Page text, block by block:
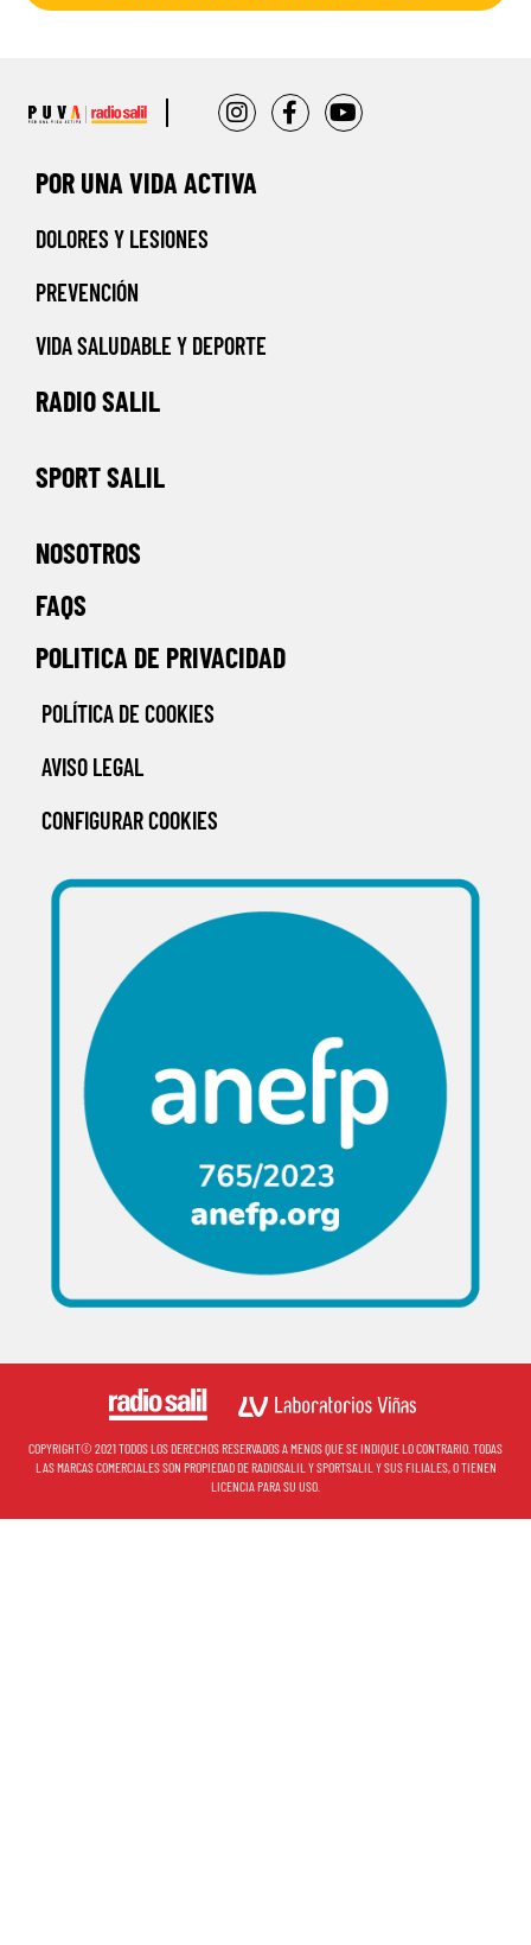
POR UNA VIDA ACTIVA
DOLORES Y LESIONES
PREVENCIÓN
VIDA SALUDABLE Y DEPORTE
RADIO SALIL
SPORT SALIL
NOSOTROS
FAQS
POLITICA DE PRIVACIDAD
POLÍTICA DE COOKIES
AVISO LEGAL
CONFIGURAR COOKIES
COPYRIGHT© 2021 TODOS LOS DERECHOS RESERVADOS A MENOS QUE SE INDIQUE LO CONTRARIO. TODAS
LAS MARCAS COMERCIALES SON PROPIEDAD DE RADIOSALIL Y SPORTSALIL Y SUS FILIALES, O TIENEN
LICENCIA PARA SU USO.